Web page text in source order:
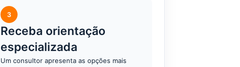
3
Receba orientação
especializada
Um consultor apresenta as opções mais